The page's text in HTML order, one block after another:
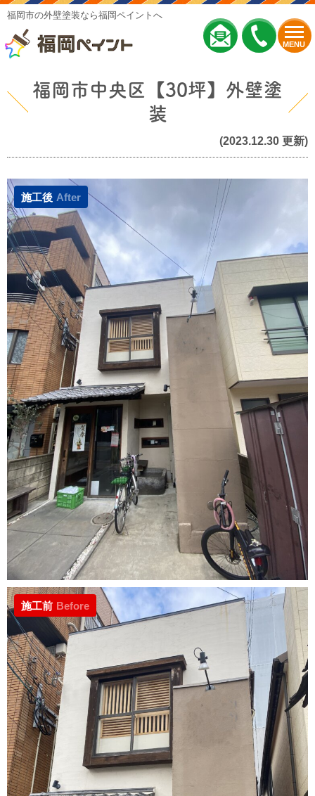
MENU
福岡市の外壁塗装なら福岡ペイントへ
福岡市中央区【30坪】外壁塗
装
(2023.12.30 更新)
施工後 After
施工前 Before